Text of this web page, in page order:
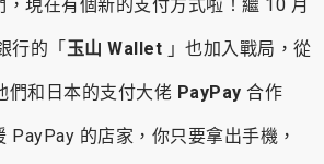
現在有個新的支付方式啦！繼 10 月
行的「 玉山 Wallet 」也加入戰局，從
們和日本的支付大佬 PayPay 合作
PayPay 的店家，你只要拿出手機，